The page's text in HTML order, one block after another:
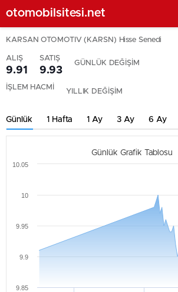
otomobilsitesi.net
KARSAN OTOMOTIV (KARSN) Hisse Senedi
ALIŞ
9.91
SATIŞ
9.93
GÜNLÜK DEĞİŞİM
İŞLEM HACMİ YILLIK DEĞİŞİM
Günlük 1 Hafta 1 Ay 3 Ay 6 Ay
Günlük Grafik Tablosu
9.85
9.9
9.95
10
10.05